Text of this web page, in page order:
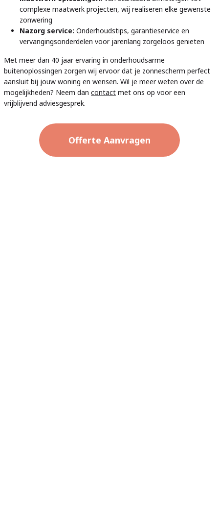
complexe maatwerk projecten, wij realiseren elke gewenste
zonwering
Nazorg service: Onderhoudstips, garantieservice en
vervangingsonderdelen voor jarenlang zorgeloos genieten
Met meer dan 40 jaar ervaring in onderhoudsarme
buitenoplossingen zorgen wij ervoor dat je zonnescherm perfect
aansluit bij jouw woning en wensen. Wil je meer weten over de
mogelijkheden? Neem dan contact met ons op voor een
vrijblijvend adviesgesprek.
Offerte Aanvragen